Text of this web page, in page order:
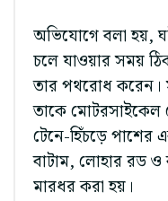
অভিযোগে বলা হয়,
চলে যাওয়ার সময়
তার পথরোধ করেন।
তাকে মোটরসাইকেল
টেনে-হিঁচড়ে পাশের
বাটাম, লোহার রড ও
মারধর করা হয়।